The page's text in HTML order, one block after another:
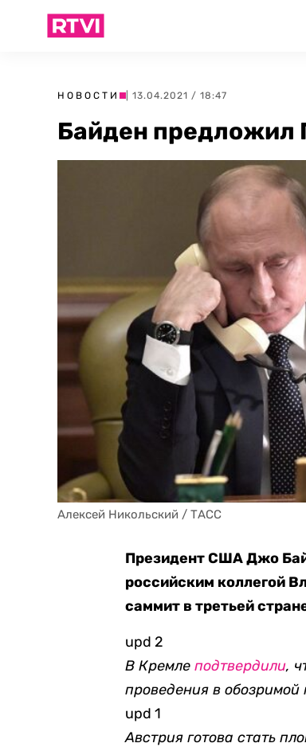
НОВОСТИ | 13.04.2021 / 18:47
Байден предложил
Алексей Никольский / ТАСС
Президент США Джо
российским коллегой
саммит в третьей
upd 2
В Кремлеподтвердили,
проведения в
upd 1
Австрия готова стать